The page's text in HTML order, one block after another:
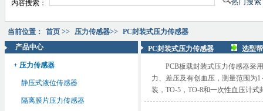
内容搜索： 热门搜
当前位置： 首页 >> 压力传感器>> PC封装式压力传感器
产品中心
+ 压力传感器
静压式液位传感器
隔离膜片压力传感器
PC封装式压力传感器 选型
PCB板载封装式压力传感器采
力、差压及有创血压，测量范围为
装，TO-5，TO-8和一次性血压计式